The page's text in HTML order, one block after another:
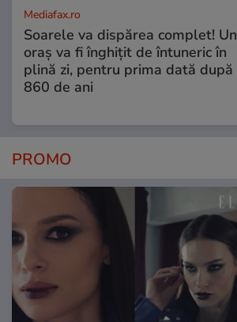
Mediafax.ro
Soarele va dispărea complet! Un
oraș va fi înghițit de întuneric în
plină zi, pentru prima dată după
860 de ani
PROMO